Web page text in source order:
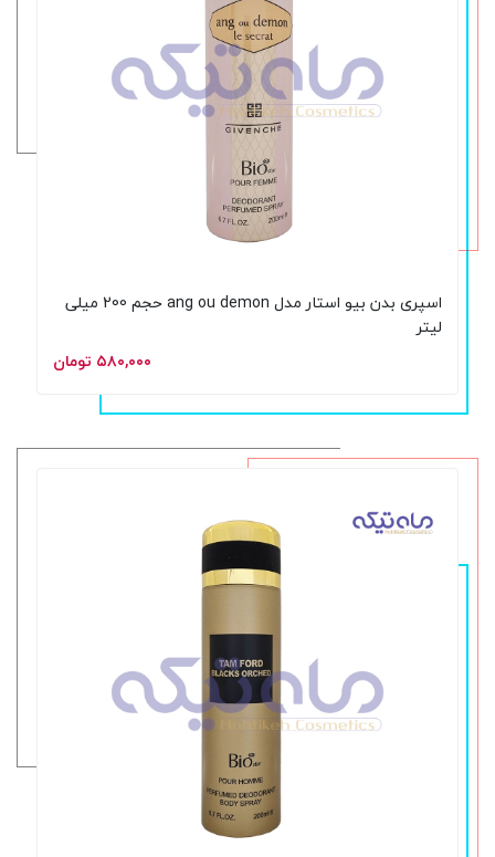
اسپری بدن بیو استار مدل ang ou demon حجم 200 میلی
لیتر
۵۸۰,۰۰۰ تومان